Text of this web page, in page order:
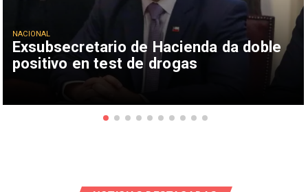
Exsubsecretario de Hacienda da doble
positivo en test de drogas
NACIONAL